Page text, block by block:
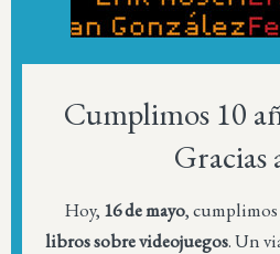
Cumplimos 10
Gracias
Hoy, 16 de mayo, cumplimos
libros sobre videojuegos. Un